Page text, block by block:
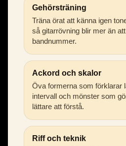
Gehörsträning
Träna örat att känna igen
så gitarrövning blir mer än
bandnummer.
Ackord och skalor
Öva formerna som förklarar
intervall och mönster som
lättare att förstå.
Riff och teknik